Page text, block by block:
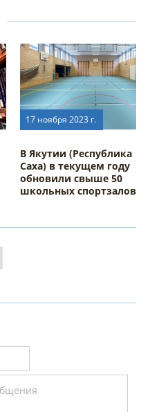
17 ноября 2023 г.
В Якутии (Республика
Саха) в текущем году
обновили свыше 50
школьных спортзалов